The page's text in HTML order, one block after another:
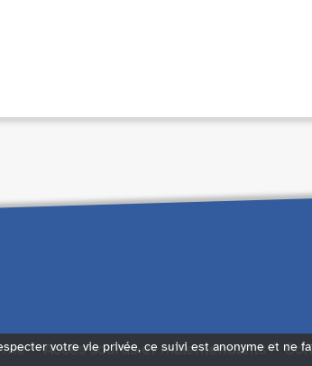
Accès sourds et malentendants
votre vie privée, ce suivi est anonyme et ne